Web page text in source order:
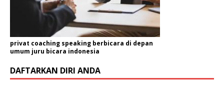
privat coaching speaking berbicara di depan
umum juru bicara indonesia
DAFTARKAN DIRI ANDA